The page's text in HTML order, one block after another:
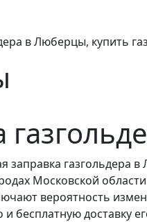
в Люберцы, купить
заправка газгольдера
Московской
вероятность
бесплатную доставку